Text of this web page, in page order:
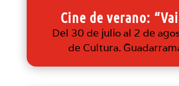
Cine de verano:
Del 30 de julio al 2 de
de Cultura.